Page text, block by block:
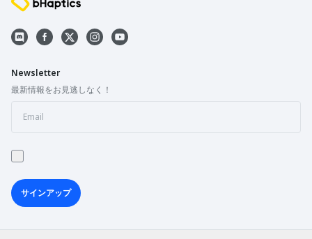
Newsletter
最新情報をお見逃しなく！
サインアップ